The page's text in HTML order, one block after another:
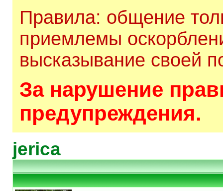
Правила: общение
приемлемы
высказывание своей
За нарушение
предупреждения.
jerica